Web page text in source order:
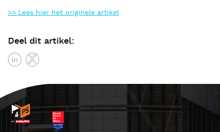
>> Lees hier het originele artikel
Deel dit artikel: